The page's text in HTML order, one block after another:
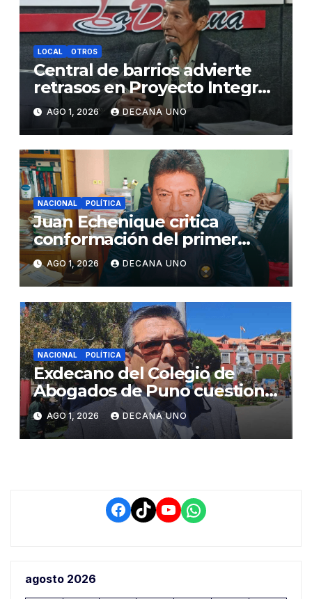
LOCAL OTROS
Central de barrios advierte
retrasos en Proyecto Integral
de Agua y Alcantarillado para
Juliaca
AGO 1, 2026 DECANA UNO
NACIONAL POLÍTICA
Juan Echenique critica
conformación del primer
gabinete ministerial de Keiko
Fujimori
AGO 1, 2026 DECANA UNO
NACIONAL POLÍTICA
Exdecano del Colegio de
Abogados de Puno cuestiona
propuestas sobre seguridad
ciudadana
AGO 1, 2026 DECANA UNO
Facebook
TikTokYouTube
WhatsApp
agosto 2026